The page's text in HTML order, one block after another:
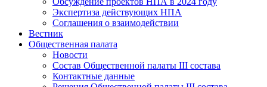
Экспертиза действующих НПА
Соглашения о взаимодействии
Вестник
Общественная палата
Новости
Состав Общественной палаты III состава
Контактные данные